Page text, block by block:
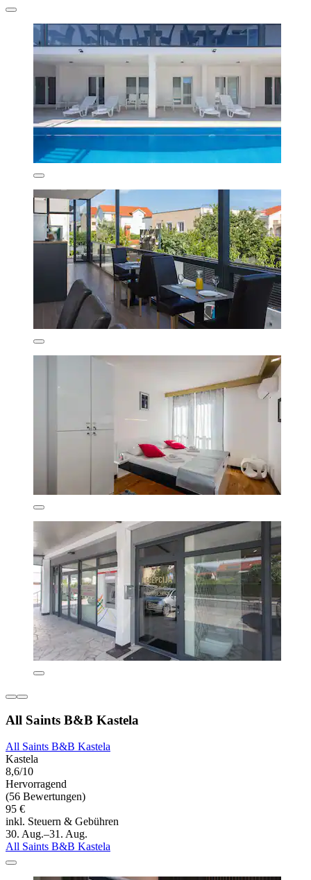
All Saints B&B Kastela
All Saints B&B Kastela
Kastela
8,6/10
Hervorragend
(56 Bewertungen)
95 €
inkl. Steuern & Gebühren
30. Aug.–31. Aug.
All Saints B&B Kastela